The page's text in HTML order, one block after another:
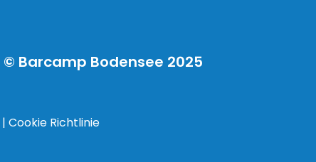
© Barcamp Bodensee 2025
| Cookie Richtlinie